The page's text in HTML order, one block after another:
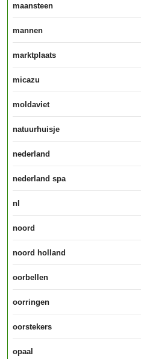
maansteen
mannen
marktplaats
micazu
moldaviet
natuurhuisje
nederland
nederland spa
nl
noord
noord holland
oorbellen
oorringen
oorstekers
opaal